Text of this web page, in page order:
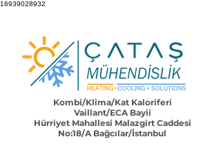
16939028932
Kombi/Klima/Kat Kaloriferi
Vaillant/ECA Bayii
Hürriyet Mahallesi Malazgirt Caddesi
No:18/A Bağcılar/İstanbul